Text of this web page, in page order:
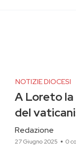
NOTIZIE DIOCESI
A Loreto
del
Redazione
27 Giugno 2025 0